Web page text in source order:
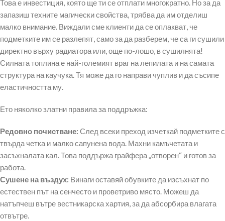
Това е инвестиция, която ще ти се отплати многократно. Но за да
запазиш техните магически свойства, трябва да им отделиш
малко внимание. Виждали сме клиенти да се оплакват, че
подметките им се разлепят, само за да разберем, че са ги сушили
директно върху радиатора или, още по-лошо, в сушилнята!
Силната топлина е най-големият враг на лепилата и на самата
структура на каучука. Тя може да го направи чуплив и да съсипе
еластичността му.
Ето няколко златни правила за поддръжка:
Редовно почистване: След всеки преход изчеткай подметките с
твърда четка и малко сапунена вода. Махни камъчетата и
засъхналата кал. Това поддържа грайфера „отворен“ и готов за
работа.
Сушене на въздух: Винаги оставяй обувките да изсъхнат по
естествен път на сенчесто и проветриво място. Можеш да
натъпчеш вътре вестникарска хартия, за да абсорбира влагата
отвътре.